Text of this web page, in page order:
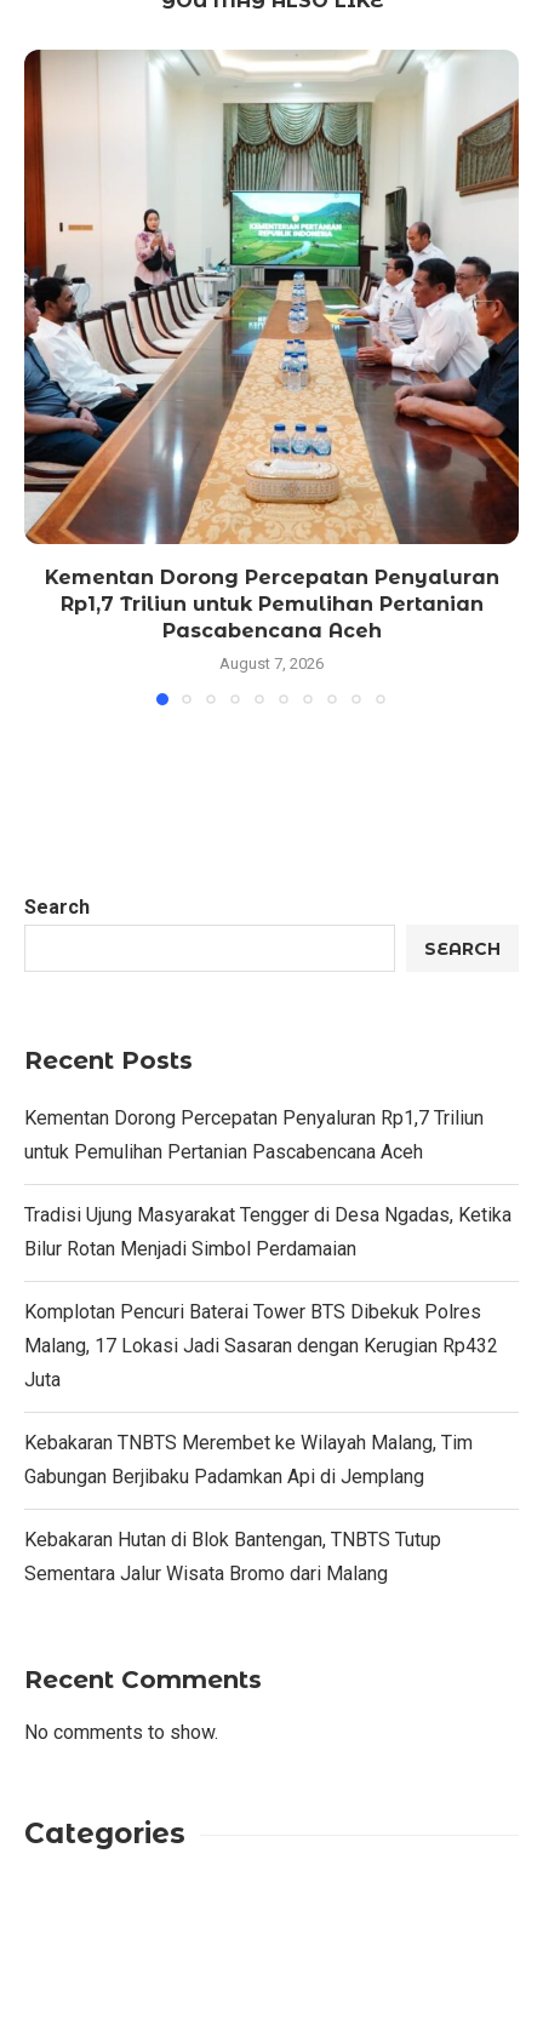
Kementan Dorong Percepatan Penyaluran
Rp1,7 Triliun untuk Pemulihan Pertanian
Pascabencana Aceh
August 7, 2026
Search
SEARCH
Recent Posts
Kementan Dorong Percepatan Penyaluran Rp1,7 Triliun
untuk Pemulihan Pertanian Pascabencana Aceh
Tradisi Ujung Masyarakat Tengger di Desa Ngadas, Ketika
Bilur Rotan Menjadi Simbol Perdamaian
Komplotan Pencuri Baterai Tower BTS Dibekuk Polres
Malang, 17 Lokasi Jadi Sasaran dengan Kerugian Rp432
Juta
Kebakaran TNBTS Merembet ke Wilayah Malang, Tim
Gabungan Berjibaku Padamkan Api di Jemplang
Kebakaran Hutan di Blok Bantengan, TNBTS Tutup
Sementara Jalur Wisata Bromo dari Malang
Recent Comments
No comments to show.
Categories